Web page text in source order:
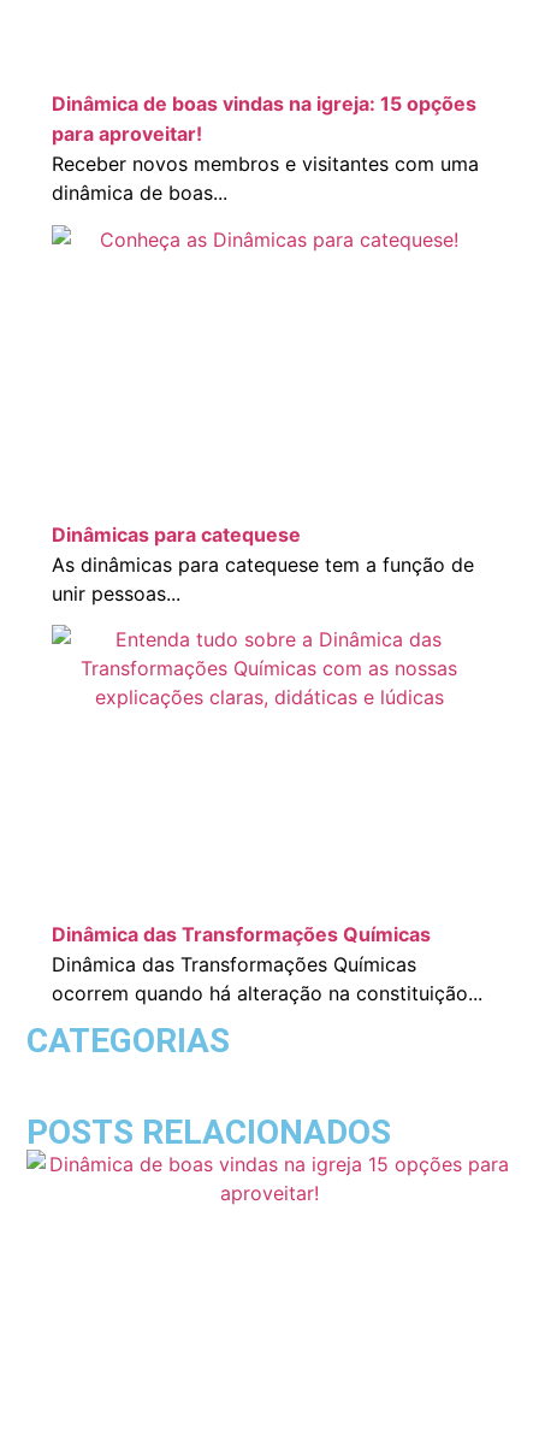
Dinâmica de boas vindas na igreja: 15 opções
para aproveitar!
Receber novos membros e visitantes com uma
dinâmica de boas...
Dinâmicas para catequese
As dinâmicas para catequese tem a função de
unir pessoas...
Dinâmica das Transformações Químicas
Dinâmica das Transformações Químicas
ocorrem quando há alteração na constituição...
CATEGORIAS
POSTS RELACIONADOS